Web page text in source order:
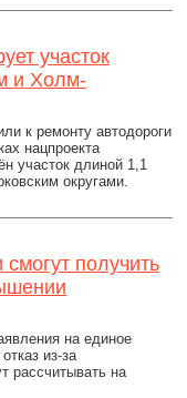
участок
и Холм-
к ремонту автодороги
нацпроекта
участок длиной 1,1
округами.
получить
на единое
из-за
рассчитывать на